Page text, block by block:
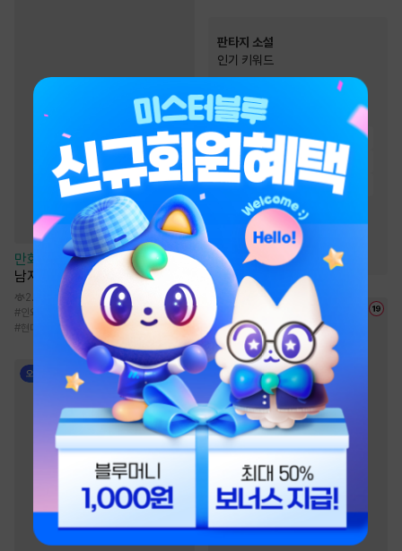
만화
[굿즈특전세트] 강아지과
남자친구 외전
2.8천
#인외존재 동인지 #동거 # 판타지
#현대물
판타지 소설
인기 키워드
경영/기업
#천재 #
재벌물
#빙의물 #통쾌함 #
비장함
# 전쟁물 성장물 #환생물
#전문직 #이능력 # 회귀물
유쾌함 #먼치킨
차원이동물 #
#
게임시스템 # 시스템